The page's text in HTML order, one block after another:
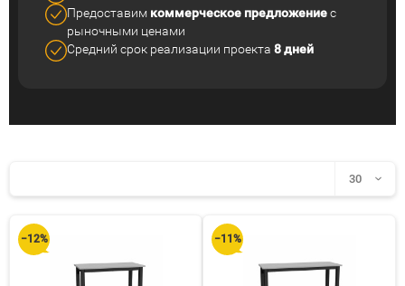
Предоставим коммерческое предложениес
рыночными ценами
Средний срок реализации проекта 8 дней
30
60
−12% −11%